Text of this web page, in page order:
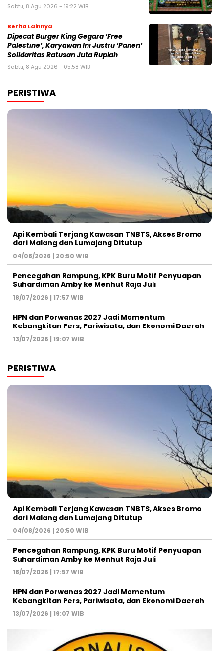
Sabtu, 8 Agu 2026 - 19:22 WIB
Berita Lainnya
Dipecat Burger King Gegara ‘Free
Palestine’, Karyawan Ini Justru ‘Panen’
Solidaritas Ratusan Juta Rupiah
Sabtu, 8 Agu 2026 - 05:58 WIB
PERISTIWA
Api Kembali Terjang Kawasan TNBTS, Akses Bromo
dari Malang dan Lumajang Ditutup
04/08/2026 | 20:50 WIB
Pencegahan Rampung, KPK Buru Motif Penyuapan
Suhardiman Amby ke Menhut Raja Juli
18/07/2026 | 17:57 WIB
HPN dan Porwanas 2027 Jadi Momentum
Kebangkitan Pers, Pariwisata, dan Ekonomi Daerah
13/07/2026 | 19:07 WIB
PERISTIWA
Api Kembali Terjang Kawasan TNBTS, Akses Bromo
dari Malang dan Lumajang Ditutup
04/08/2026 | 20:50 WIB
Pencegahan Rampung, KPK Buru Motif Penyuapan
Suhardiman Amby ke Menhut Raja Juli
18/07/2026 | 17:57 WIB
HPN dan Porwanas 2027 Jadi Momentum
Kebangkitan Pers, Pariwisata, dan Ekonomi Daerah
13/07/2026 | 19:07 WIB